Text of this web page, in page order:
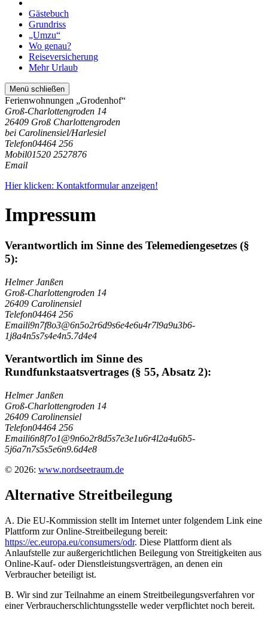
Gästebuch
Grundriss
„Umzu“
Wo genau?
Reiseversicherung
Mehr Urlaub
Menü schließen
Ferienwohnungen „Grodenhof“
Groß-Charlottengroden 14
26409 Groß Charlottengroden
bei Carolinensiel/Harlesiel
Telefon04464 256
Mobil01520 2527876
Email
Hier klicken: Kontaktformular anzeigen!
Impressum
Verantwortlich im Sinne des Telemediengesetzes (§
5):
Helmer Janßen
Groß-Charlottengroden 14
26409 Carolinensiel
Telefon04464 256
Emaili9n7f8o3@6n5o2r6d9s6e4e6u4r7l9a9u3b6-
1j8a4n5s7s4e4n5.7d4e4
Verantwortlich im Sinne des
Rundfunkstaatsvertrages (§ 55, Absatz 2):
Helmer Janßen
Groß-Charlottengroden 14
26409 Carolinensiel
Telefon04464 256
Emaili6n8f7o1@9n6o2r8d5s7e3e1u6r4l2a4u6b5-
5j6a7n7s5s5e6n9.6d4e8
© 2026: www.nordseetraum.de
Alternative Streitbeilegung
A. Die EU-Kommission stellt im Internet unter folgendem Link eine
Plattform zur Online-Streitbeilegung bereit:
https://ec.europa.eu/consumers/odr. Diese Plattform dient als
Anlaufstelle zur außergerichtlichen Beilegung von Streitigkeiten aus
Online-Kauf- oder Dienstleistungsverträgen, an denen ein
Verbraucher beteiligt ist.
B. Wir sind zur Teilnahme an einem Streitbeilegungsverfahren vor
einer Verbraucherschlichtungsstelle weder verpflichtet noch bereit.